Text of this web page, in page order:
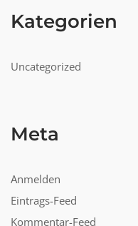
Kategorien
Uncategorized
Meta
Anmelden
Eintrags-Feed
Kommentar-Feed